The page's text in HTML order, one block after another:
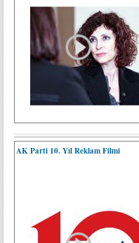
AK Parti 10. Yıl Reklam Filmi